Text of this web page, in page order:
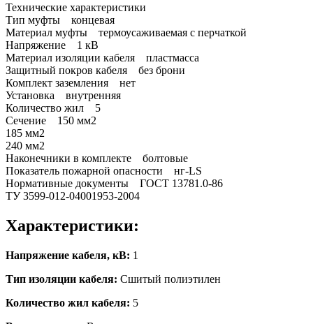
Технические характеристики
Тип муфты концевая
Материал муфты термоусаживаемая с перчаткой
Напряжение 1 кВ
Материал изоляции кабеля пластмасса
Защитный покров кабеля без брони
Комплект заземления нет
Установка внутренняя
Количество жил 5
Сечение 150 мм2
185 мм2
240 мм2
Наконечники в комплекте болтовые
Показатель пожарной опасности нг-LS
Нормативные документы ГОСТ 13781.0-86
ТУ 3599-012-04001953-2004
Характеристики:
Напряжение кабеля, кВ: 1
Тип изоляции кабеля: Сшитый полиэтилен
Количество жил кабеля: 5